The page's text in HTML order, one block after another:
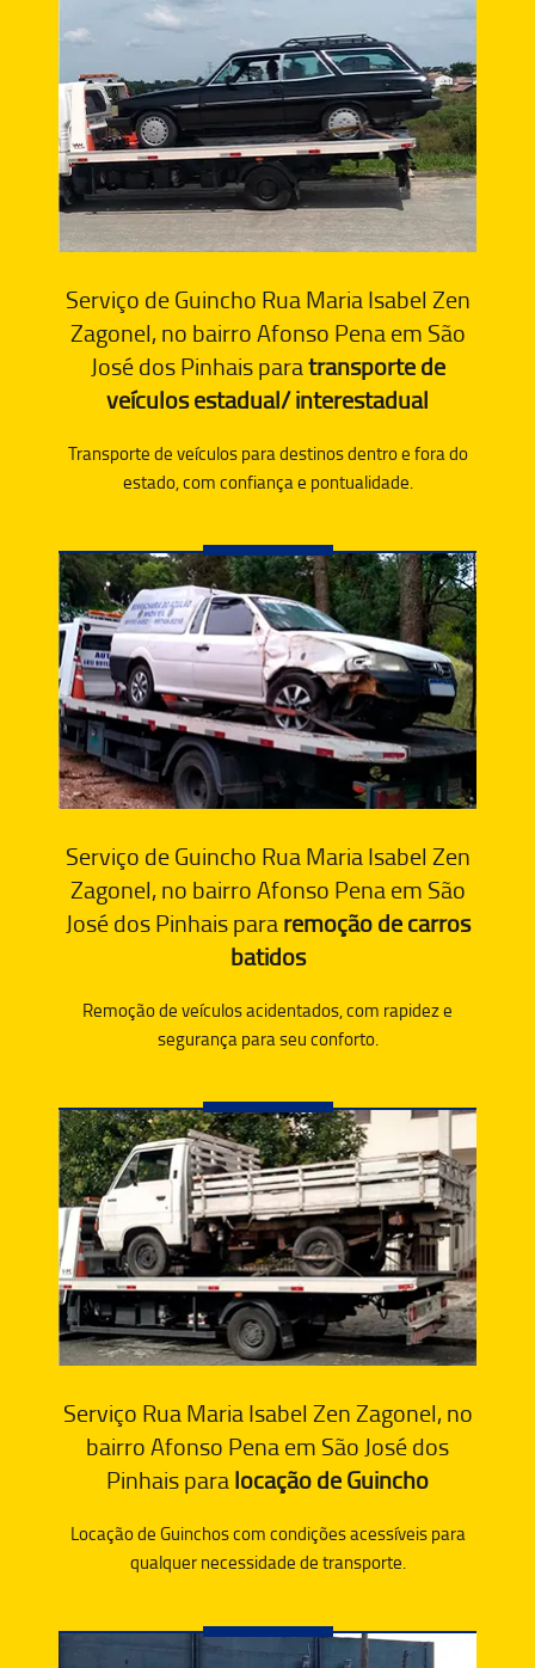
Serviço de Guincho Rua Maria Isabel Zen
Zagonel, no bairro Afonso Pena em São
José dos Pinhais paratransporte de
veículos estadual/ interestadual
Transporte de veículos para destinos dentro e fora do
estado, com confiança e pontualidade.
Serviço de Guincho Rua Maria Isabel Zen
Zagonel, no bairro Afonso Pena em São
José dos Pinhais pararemoção de carros
batidos
Remoção de veículos acidentados, com rapidez e
segurança para seu conforto.
Serviço Rua Maria Isabel Zen Zagonel, no
bairro Afonso Pena em São José dos
Pinhais paralocação de Guincho
Locação de Guinchos com condições acessíveis para
qualquer necessidade de transporte.